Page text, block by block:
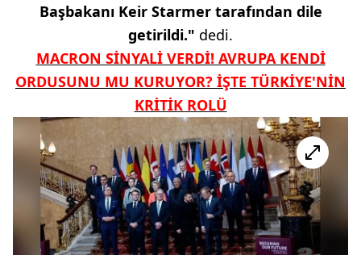
Başbakanı Keir Starmer tarafından dile
getirildi." dedi.
MACRON SİNYALİ VERDİ! AVRUPA KENDİ
ORDUSUNU MU KURUYOR? İŞTE TÜRKİYE'NİN
KRİTİK ROLÜ